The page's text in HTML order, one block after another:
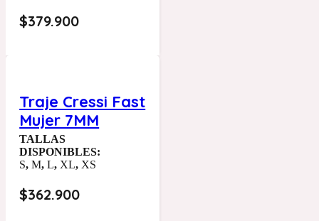
$379.900
Traje Cressi Fast
Mujer 7MM
TALLAS
DISPONIBLES:
S,M,L, XL, XS
$362.900